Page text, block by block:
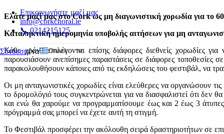
Επικοινωνήστε μαζί μας
info@corkchoral.ie
📞 0214215125
Σύνδεσηένα
Greek
English
Czech
Danish
Ελάτε μαζί μας στο Cork ως μη διαγωνιστική χορωδία για το
Καταληκτική ημερομηνία υποβολής αιτήσεων για μη
Κάθε χρόνο επιλέγονται επίσης διάφορες διεθνείς χορωδίες
παρουσιάσουν ανεπίσημες παραστάσεις σε διάφορες τοποθεσίες
παρακολουθήσουν κάποιες από τις εκδηλώσεις του φεστιβάλ, να
Οι μη ανταγωνιστικές χορωδίες είναι ελεύθερες να οργανώσουν
το δρομολόγιό τους συγκεντρώνεται για να διασφαλιστεί ότι
και ενώ θα χαρούμε να προγραμματίσουμε έως και 2 έως 3
πρόγραμμά σας μπορεί να έχετε αυτή τη στιγμή.
Το Φεστιβάλ προσφέρει την ακόλουθη σειρά δραστηριοτήτων σε